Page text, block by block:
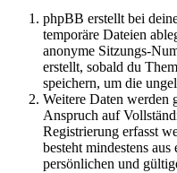
phpBB erstellt bei
temporäre Dateien
anonyme Sitzungs-
erstellt, sobald du
speichern, um die
Weitere Daten werden
Anspruch auf
Registrierung erfasst
besteht mindestens
persönlichen und